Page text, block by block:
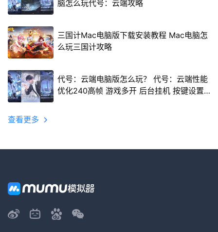
脑怎么玩代号：云端攻略
三国计Mac电脑版下载安装教程 Mac电脑怎
么玩三国计攻略
代号：云端电脑版怎么玩？ 代号：云端性能
优化240高帧 游戏多开 后台挂机 按键设置
查看更多